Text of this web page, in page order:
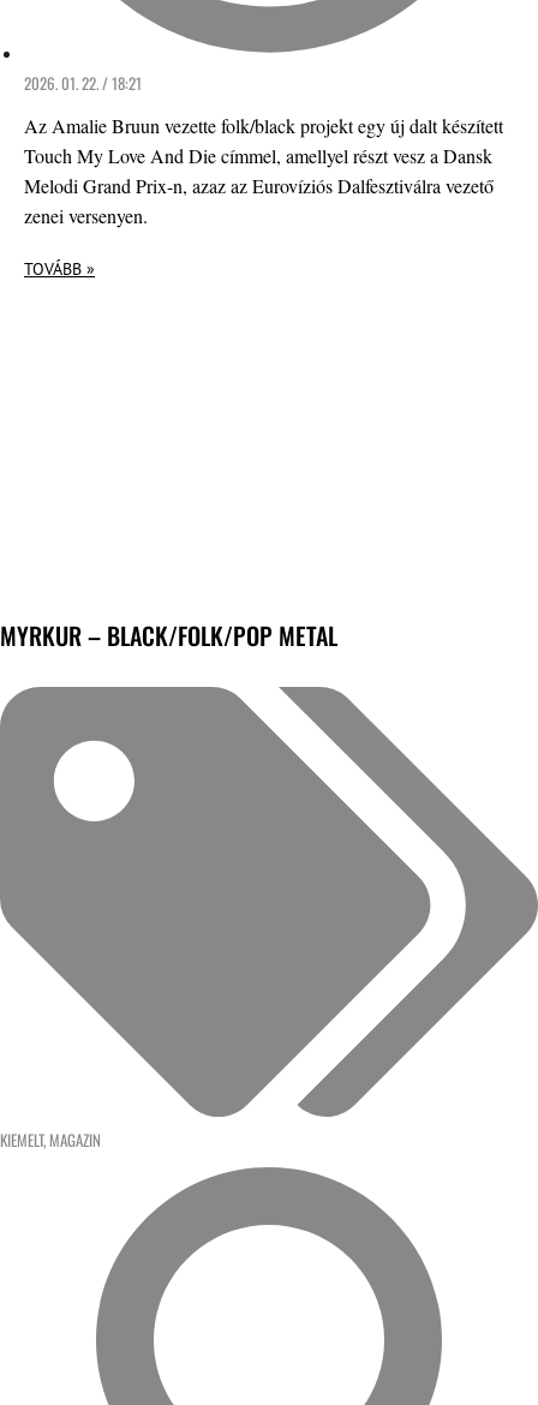
2026. 01. 22. / 18:21
Az Amalie Bruun vezette folk/black projekt egy új dalt készített
Touch My Love And Die címmel, amellyel részt vesz a Dansk
Melodi Grand Prix-n, azaz az Eurovíziós Dalfesztiválra vezető
zenei versenyen.
TOVÁBB »
MYRKUR – BLACK/FOLK/POP METAL
KIEMELT, MAGAZIN